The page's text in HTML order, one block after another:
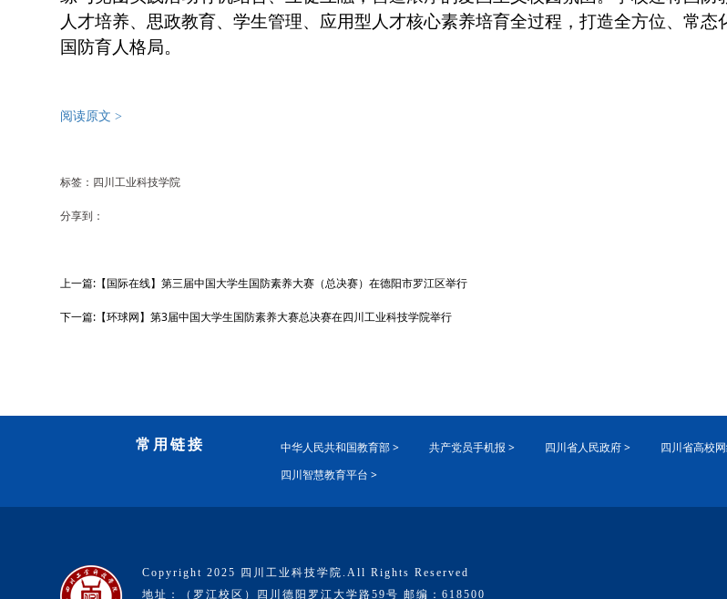
人才培养、思政教育、学生管理、应用型人才核心素养培育全过程，打造全方位、常态
国防育人格局。
阅读原文 >
标签：四川工业科技学院
分享到：
上一篇:【国际在线】第三届中国大学生国防素养大赛（总决赛）在德阳市罗江区举行
下一篇:【环球网】第3届中国大学生国防素养大赛总决赛在四川工业科技学院举行
常用链接 中华人民共和国教育部 > 共产党员手机报 > 四川省人民政府 > 四川省高校
四川智慧教育平台 >
Copyright 2025 四川工业科技学院.All Rights Reserved
地址：（罗江校区）四川德阳罗江大学路59号 邮编：618500